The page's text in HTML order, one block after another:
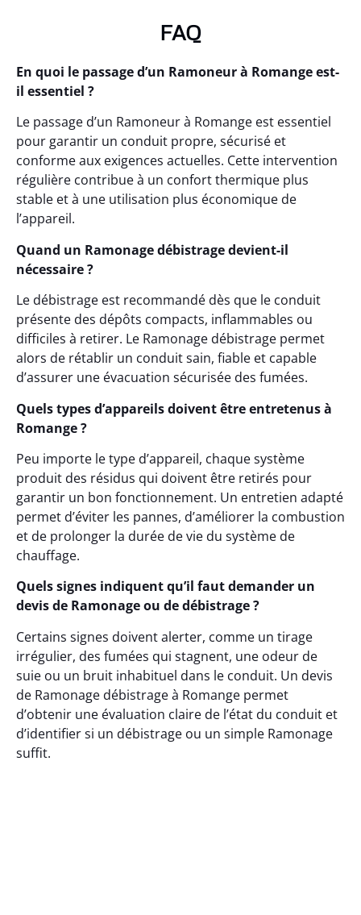
FAQ
En quoi le passage d’un Ramoneur à Romange est-
il essentiel ?
Le passage d’un Ramoneur à Romange est essentiel
pour garantir un conduit propre, sécurisé et
conforme aux exigences actuelles. Cette intervention
régulière contribue à un confort thermique plus
stable et à une utilisation plus économique de
l’appareil.
Quand un Ramonage débistrage devient-il
nécessaire ?
Le débistrage est recommandé dès que le conduit
présente des dépôts compacts, inflammables ou
difficiles à retirer. Le Ramonage débistrage permet
alors de rétablir un conduit sain, fiable et capable
d’assurer une évacuation sécurisée des fumées.
Quels types d’appareils doivent être entretenus à
Romange ?
Peu importe le type d’appareil, chaque système
produit des résidus qui doivent être retirés pour
garantir un bon fonctionnement. Un entretien adapté
permet d’éviter les pannes, d’améliorer la combustion
et de prolonger la durée de vie du système de
chauffage.
Quels signes indiquent qu’il faut demander un
devis de Ramonage ou de débistrage ?
Certains signes doivent alerter, comme un tirage
irrégulier, des fumées qui stagnent, une odeur de
suie ou un bruit inhabituel dans le conduit. Un devis
de Ramonage débistrage à Romange permet
d’obtenir une évaluation claire de l’état du conduit et
d’identifier si un débistrage ou un simple Ramonage
suffit.